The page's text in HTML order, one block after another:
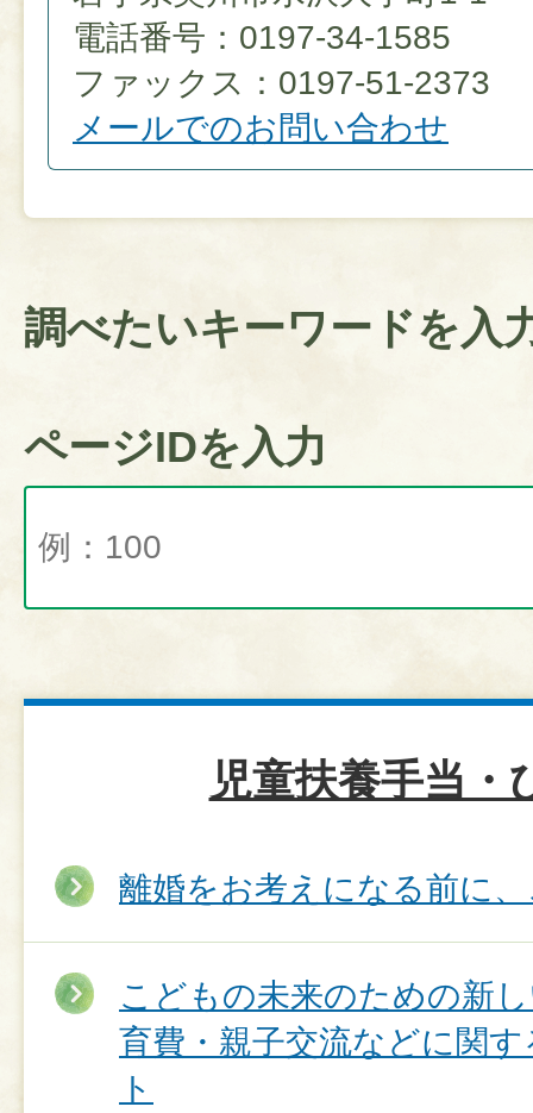
電話番号：0197-34-1585
ファックス：0197-51-2373
メールでのお問い合わせ
調べたいキーワードを入
ページIDを入力
児童扶養手当・
離婚をお考えになる前に
こどもの未来のための新
育費・親子交流などに関
ト